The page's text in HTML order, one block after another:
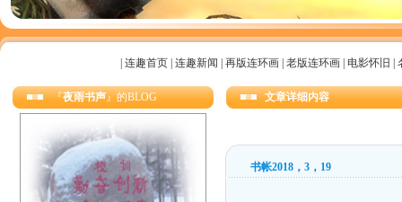
连趣首页| 连趣新闻 再版连环画| 老版连环画| 电影怀旧
『夜雨书声』的BLOG 文章详细内容
书帐2018，3，19